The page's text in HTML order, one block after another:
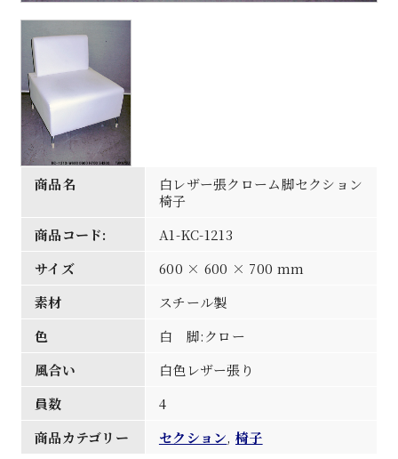
商品名
白レザー張クローム脚セクション
椅子
商品コード:
A1-KC-1213
サイズ
600 × 600 × 700 mm
素材
スチール製
色
白 脚:クロー
風合い
白色レザー張り
員数
4
商品カテゴリー
セクション,椅子